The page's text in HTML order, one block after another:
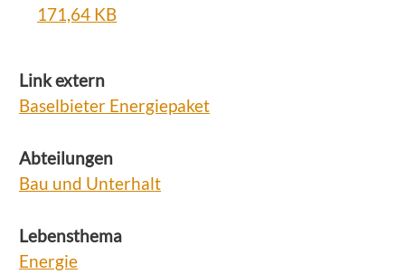
171,64 KB
Link extern
Baselbieter Energiepaket
Abteilungen
Bau und Unterhalt
Lebensthema
Energie